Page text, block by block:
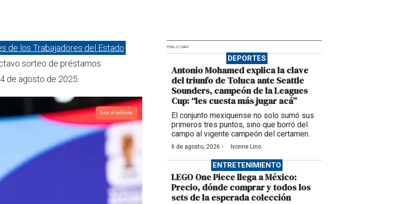
de los Trabajadores del Estado
sorteo de préstamos
de agosto de 2025.
Lea el artículo
PUBLICIDAD
DEPORTES
Antonio Mohamed explica la clave
del triunfo de Toluca ante Seattle
Sounders, campeón de la Leagues
Cup: “les cuesta más jugar acá”
El conjunto mexiquense no solo sumó sus
primeros tres puntos, sino que borró del
campo al vigente campeón del certamen.
6 de agosto, 2026 · Ivonne Lino
ENTRETENIMIENTO
LEGO One Piece llega a México:
Precio, dónde comprar y todos los
sets de la esperada colección